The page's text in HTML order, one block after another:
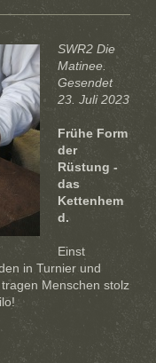
SWR2 Die
Matinee.
Gesendet
23. Juli 2023
Frühe Form
der
Rüstung -
das
Kettenhem
d.
Einst
in Turnier und
Menschen stolz